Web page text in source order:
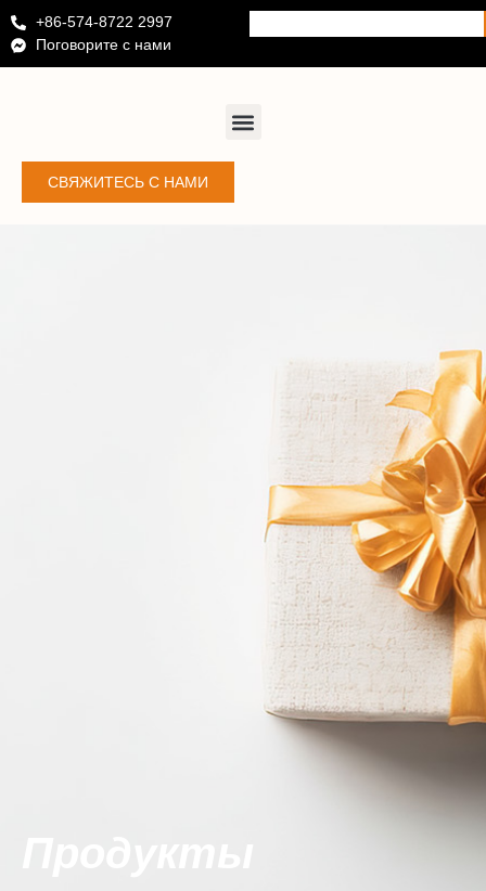
+86-574-8722 2997
Поговорите с нами
СВЯЖИТЕСЬ С НАМИ